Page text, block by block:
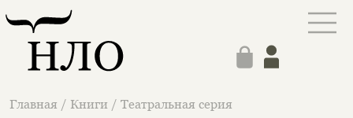
Главная / Книги / Театральная серия